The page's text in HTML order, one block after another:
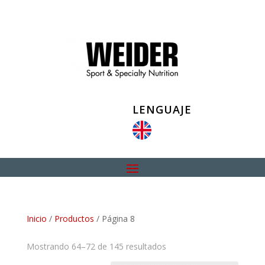
LENGUAJE
Inicio / Productos / Página 8
Mostrando 64–72 de 145 resultados